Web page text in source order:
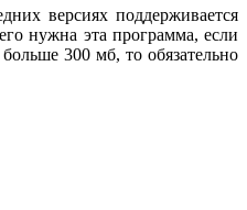
версиях поддерживается
нужна эта программа, если
300 мб, то обязательно